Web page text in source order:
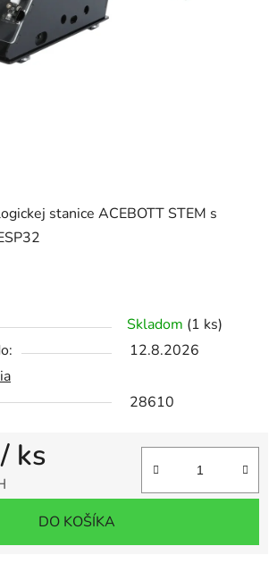
stanice ACEBOTT STEM s
Skladom (1 ks)
12.8.2026
28610
/ ks
DO KOŠÍKA